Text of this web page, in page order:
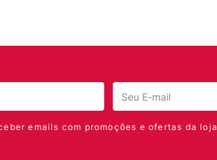
emails com promoções e ofertas da loja